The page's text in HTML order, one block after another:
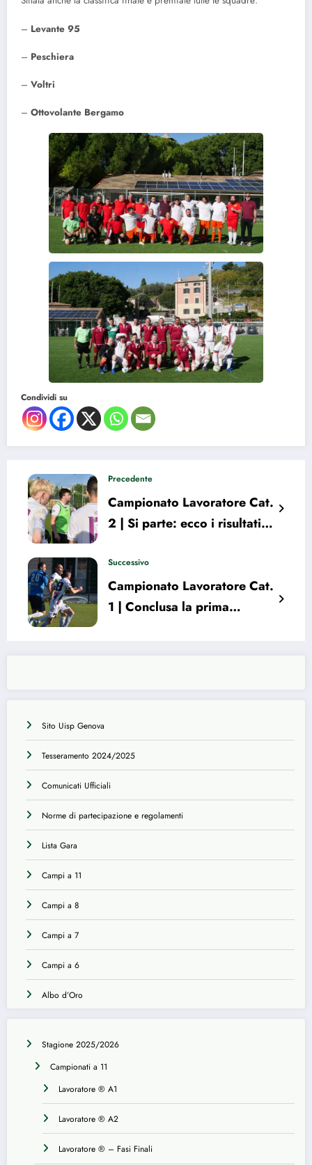
Sito Uisp Genova
Tesseramento 2024/2025
Comunicati Ufficiali
Norme di partecipazione e regolamenti
Lista Gara
Campi a 11
Campi a 8
Campi a 7
Campi a 6
Albo d’Oro
Stagione 2025/2026
Campionati a 11
Lavoratore ® A1
Lavoratore ® A2
Lavoratore ® – Fasi Finali
– Levante 95
– Peschiera
– Voltri
– Ottovolante Bergamo
Condividi su
Precedente
Campionato Lavoratore Cat.
2 | Si parte: ecco i risultati
Successivo
Campionato Lavoratore Cat.
1 | Conclusa la prima